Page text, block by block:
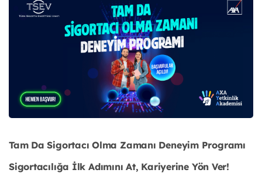
Tam Da Sigortacı Olma Zamanı Deneyim Programı
Sigortacılığa İlk Adımını At, Kariyerine Yön Ver!